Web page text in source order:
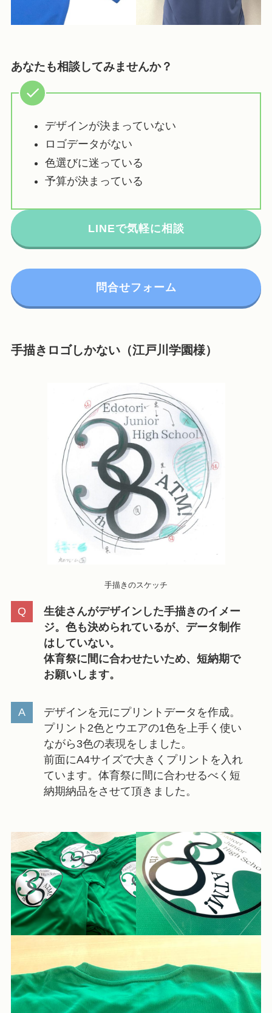
あなたも相談してみませんか？
デザインが決まっていない
ロゴデータがない
色選びに迷っている
予算が決まっている
LINEで気軽に相談
問合せフォーム
手描きロゴしかない（江戸川学園様）
手描きのスケッチ
生徒さんがデザインした手描きのイメー
ジ。色も決められているが、データ制作
はしていない。
体育祭に間に合わせたいため、短納期で
お願いします。
デザインを元にプリントデータを作成。
プリント2色とウエアの1色を上手く使い
ながら3色の表現をしました。
前面にA4サイズで大きくプリントを入れ
ています。体育祭に間に合わせるべく短
納期納品をさせて頂きました。